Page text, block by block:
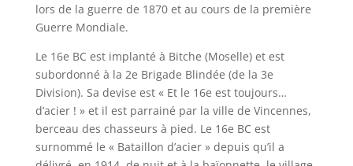
lors de la guerre de 1870 et au cours de la première
Guerre Mondiale.
Le 16e BC est implanté à Bitche (Moselle) et est
subordonné à la 2e Brigade Blindée (de la 3e
Division). Sa devise est « Et le 16e est toujours…
d’acier ! » et il est parrainé par la ville de Vincennes,
berceau des chasseurs à pied. Le 16e BC est
surnommé le « Bataillon d’acier » depuis qu’il a